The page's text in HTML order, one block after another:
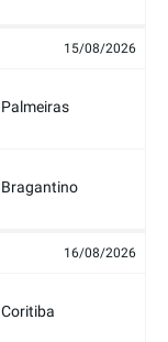
15/08/2026
Palmeiras
Bragantino
16/08/2026
Coritiba